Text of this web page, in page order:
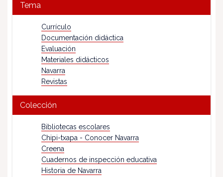
Tema
Currículo
Documentación didáctica
Evaluación
Materiales didácticos
Navarra
Revistas
Colección
Bibliotecas escolares
Chipi-txapa - Conocer Navarra
Creena
Cuadernos de inspección educativa
Historia de Navarra